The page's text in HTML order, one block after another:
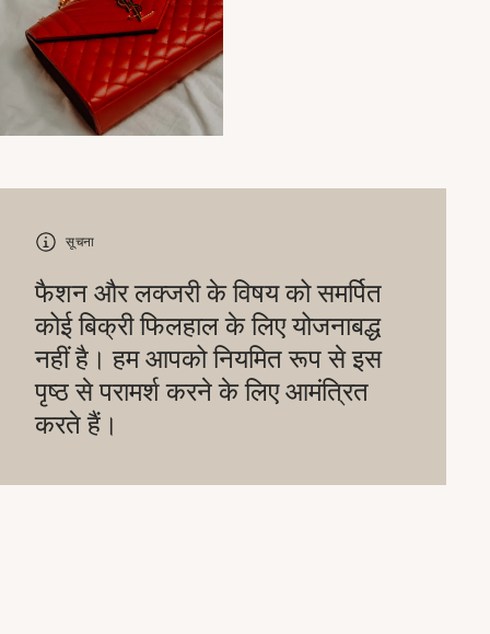
सूचना
फैशन और लक्जरी के विषय को समर्पित
कोई बिक्री फिलहाल के लिए योजनाबद्ध
नहीं है। हम आपको नियमित रूप से इस
पृष्ठ से परामर्श करने के लिए आमंत्रित
करते हैं।
लाल चैनल बैग